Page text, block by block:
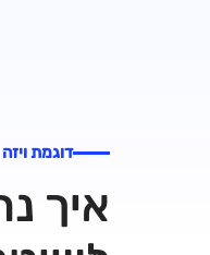
דוגמת ויזה
איך